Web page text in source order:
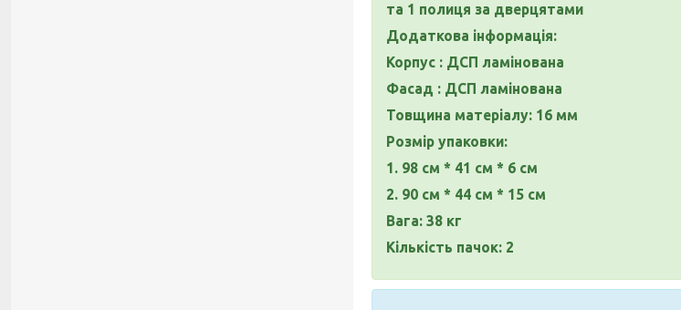
та 1 полиця за дверцятами
Додаткова інформація:
Корпус : ДСП ламінована
Фасад : ДСП ламінована
Товщина матеріалу: 16 мм
Розмір упаковки:
1. 98 см * 41 см * 6 см
2. 90 см * 44 см * 15 см
Вага: 38 кг
Кількість пачок: 2